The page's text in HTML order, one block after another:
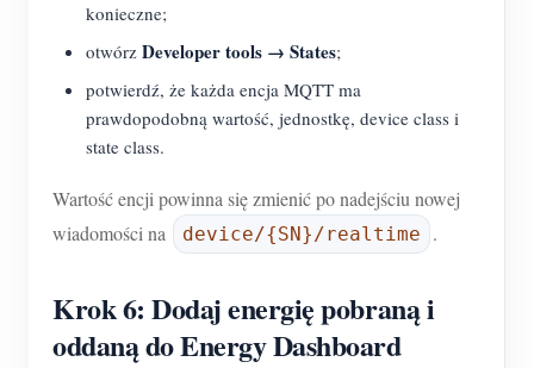
konieczne;
otwórz Developer tools → States;
potwierdź, że każda encja MQTT ma
prawdopodobną wartość, jednostkę, device class i
state class.
Wartość encji powinna się zmienić po nadejściu nowej
wiadomości na
device/{SN}/realtime .
Krok 6: Dodaj energię pobraną i
oddaną do Energy Dashboard